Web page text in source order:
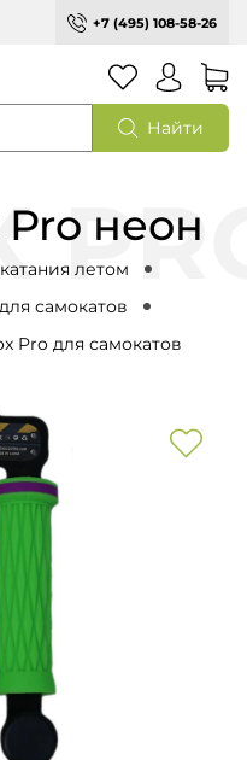
+7 (495) 108-58-26
Найти
неон
летом
самокатов
Pro для самокатов